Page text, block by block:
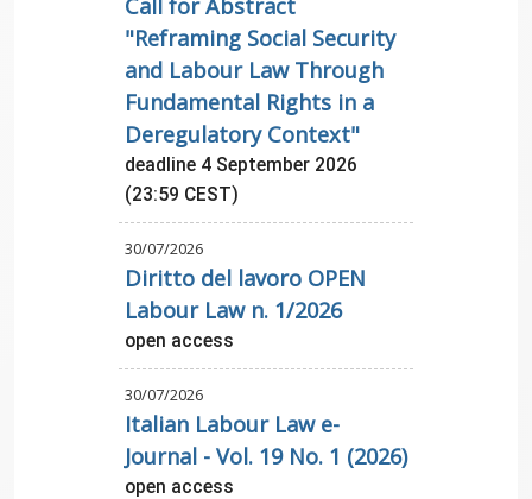
Call for Abstract
"Reframing Social Security
and Labour Law Through
Fundamental Rights in a
Deregulatory Context"
deadline 4 September 2026
(23:59 CEST)
30/07/2026
Diritto del lavoro OPEN
Labour Law n. 1/2026
open access
30/07/2026
Italian Labour Law e-
Journal - Vol. 19 No. 1 (2026)
open access